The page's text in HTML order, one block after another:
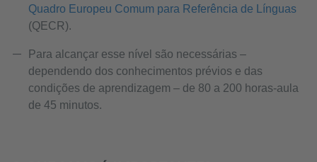
Quadro Europeu Comum para Referência de Línguas
(QECR).
Para alcançar esse nível são necessárias –
dependendo dos conhecimentos prévios e das
condições de aprendizagem – de 80 a 200 horas-aula
de 45 minutos.